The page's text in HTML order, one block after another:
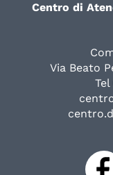
Centro di
Via Beato
Tel